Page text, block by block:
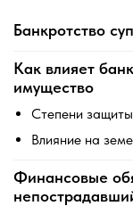
Банкротство
Как влияет
имущество
Степени
Влияние на
Финансовые